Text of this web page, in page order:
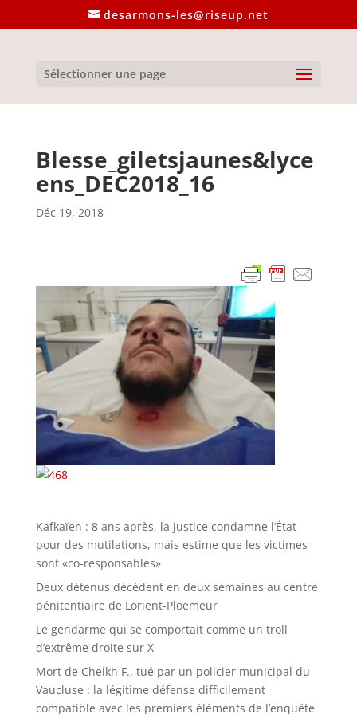
desarmons-les@riseup.net
Sélectionner une page
Blesse_giletsjaunes&lyce
ens_DEC2018_16
Déc 19, 2018
Kafkaïen : 8 ans après, la justice condamne l’État
pour des mutilations, mais estime que les victimes
sont «co-responsables»
Deux détenus décèdent en deux semaines au centre
pénitentiaire de Lorient-Ploemeur
Le gendarme qui se comportait comme un troll
d’extrême droite sur X
Mort de Cheikh F., tué par un policier municipal du
Vaucluse : la légitime défense difficilement
compatible avec les premiers éléments de l’enquête